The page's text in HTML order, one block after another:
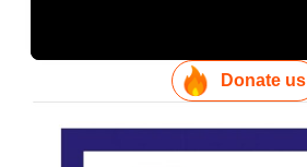
Donate us